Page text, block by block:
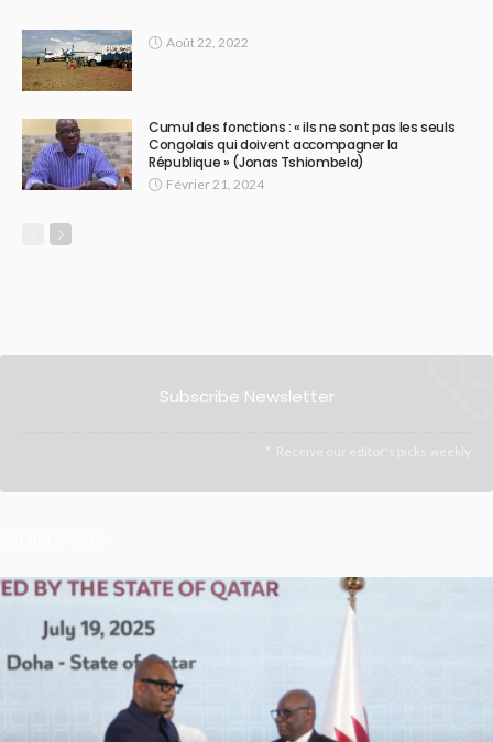
Août 22, 2022
Cumul des fonctions : « ils ne sont pas les seuls
Congolais qui doivent accompagner la
République » (Jonas Tshiombela)
Février 21, 2024
Subscribe Newsletter
Receive our editor's picks weekly